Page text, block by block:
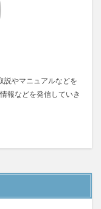
説やマニュアルなどを
報などを発信していき